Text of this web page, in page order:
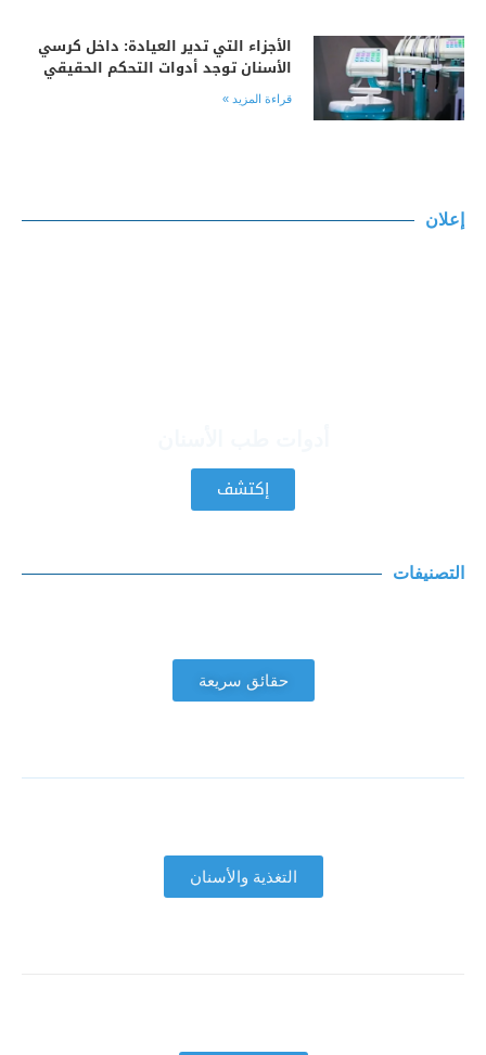
الأجزاء التي تدير العيادة: داخل كرسي
الأسنان توجد أدوات التحكم الحقيقي
قراءة المزيد »
إعلان
إكتشف
التصنيفات
حقائق سريعة
التغذية والأسنان